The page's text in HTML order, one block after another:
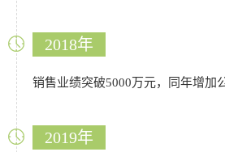
2018年
销售业绩突破5000万元，同年增加
2019年